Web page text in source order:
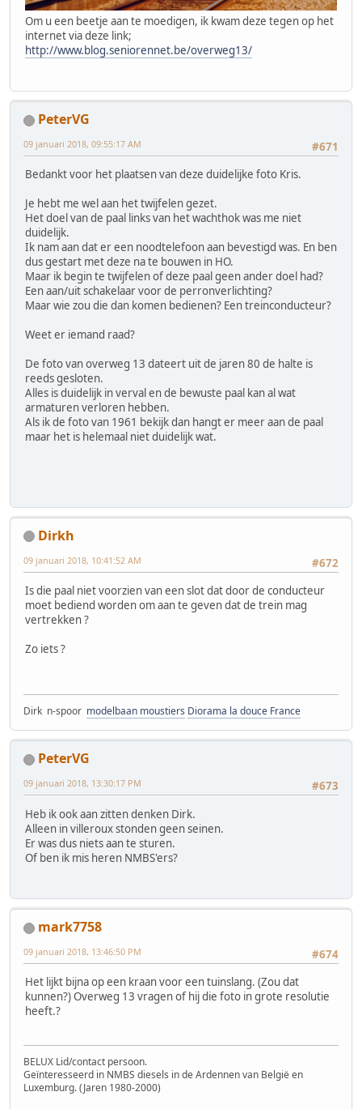
Om u een beetje aan te moedigen, ik kwam deze tegen op het
internet via deze link;
http://www.blog.seniorennet.be/overweg13/
PeterVG
#671
09 januari 2018, 09:55:17 AM
Bedankt voor het plaatsen van deze duidelijke foto Kris.
Je hebt me wel aan het twijfelen gezet.
Het doel van de paal links van het wachthok was me niet
duidelijk.
Ik nam aan dat er een noodtelefoon aan bevestigd was. En ben
dus gestart met deze na te bouwen in HO.
Maar ik begin te twijfelen of deze paal geen ander doel had?
Een aan/uit schakelaar voor de perronverlichting?
Maar wie zou die dan komen bedienen? Een treinconducteur?
Weet er iemand raad?
De foto van overweg 13 dateert uit de jaren 80 de halte is
reeds gesloten.
Alles is duidelijk in verval en de bewuste paal kan al wat
armaturen verloren hebben.
Als ik de foto van 1961 bekijk dan hangt er meer aan de paal
maar het is helemaal niet duidelijk wat.
Dirkh
#672
09 januari 2018, 10:41:52 AM
Is die paal niet voorzien van een slot dat door de conducteur
moet bediend worden om aan te geven dat de trein mag
vertrekken ?
Zo iets ?
Dirk n-spoor modelbaan moustiers Diorama la douce France
PeterVG
#673
09 januari 2018, 13:30:17 PM
Heb ik ook aan zitten denken Dirk.
Alleen in villeroux stonden geen seinen.
Er was dus niets aan te sturen.
Of ben ik mis heren NMBS'ers?
mark7758
#674
09 januari 2018, 13:46:50 PM
Het lijkt bijna op een kraan voor een tuinslang. (Zou dat
kunnen?) Overweg 13 vragen of hij die foto in grote resolutie
heeft.?
BELUX Lid/contact persoon.
Geïnteresseerd in NMBS diesels in de Ardennen van België en
Luxemburg. (Jaren 1980-2000)